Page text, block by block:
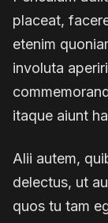
placeat,
etenim
involuta
itaque aiunt
Alii autem,
delectus, ut
quos tu tam